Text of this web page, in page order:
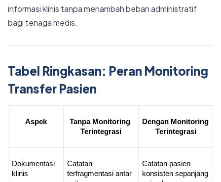
informasi klinis tanpa menambah beban administratif
bagi tenaga medis.
Tabel Ringkasan: Peran Monitoring
Transfer Pasien
Aspek
Tanpa Monitoring
Terintegrasi
Dengan Monitoring
Terintegrasi
Dokumentasi
klinis
Catatan
terfragmentasi antar
Catatan pasien
konsisten sepanjang